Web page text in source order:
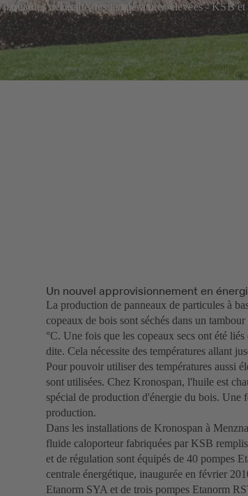
nécessite des températures élevées - KSB
Un nouvel approvisionnement en
La production de panneaux de particules à
copeaux de bois sont séchés dans un
°C. Une fois que les copeaux secs ont été
dite. Cela nécessite des températures allant
Pour pouvoir utiliser des températures aussi
sont utilisées. Chez Kronospan, l'huile est
spécial de production d'énergie du bois. Une
production.
Dans les installations de Kronospan à
fluide caloporteur fabriquées par KSB
et de régulation sont équipés de 40 pompes
centrale énergétique, inaugurée en février
Etanorm SYA et de trois pompes Etanorm